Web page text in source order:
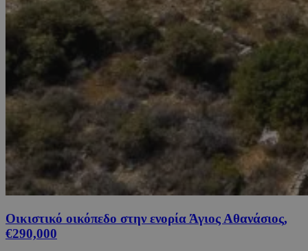
Οικιστικό οικόπεδο στην ενορία Άγιος Αθανάσιος,
€290,000